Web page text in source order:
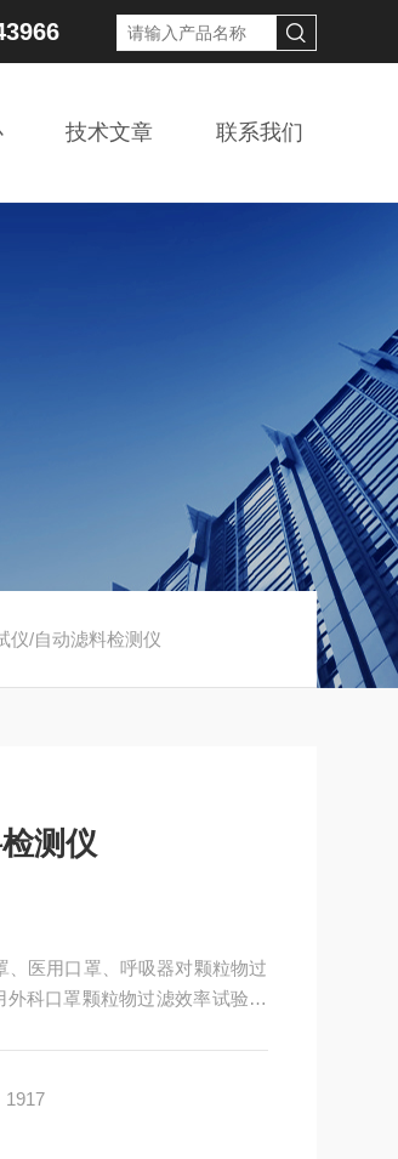
技术文章 联系我们
仪/自动滤料检测仪
测仪
医用口罩、呼吸器对颗粒物过
科口罩颗粒物过滤效率试验机
1917